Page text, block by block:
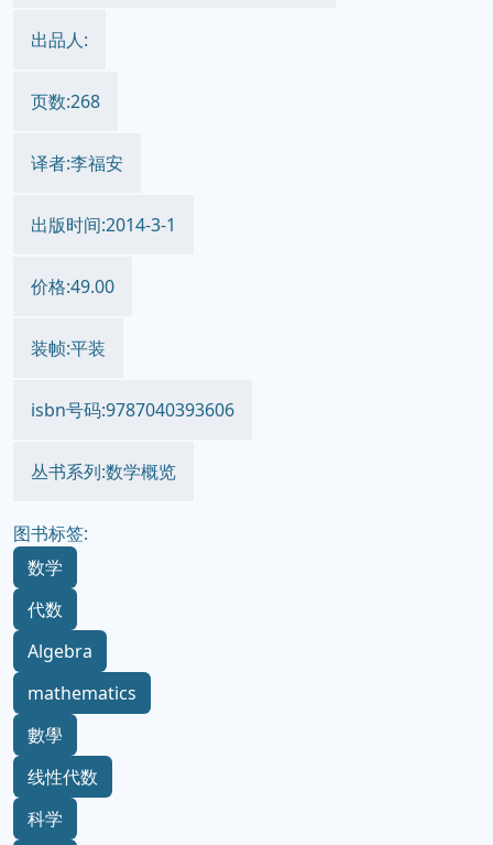
出品人:
页数:268
译者:李福安
出版时间:2014-3-1
价格:49.00
装帧:平装
isbn号码:9787040393606
丛书系列:数学概览
图书标签:
数学
代数
Algebra
mathematics
數學
线性代数
科学